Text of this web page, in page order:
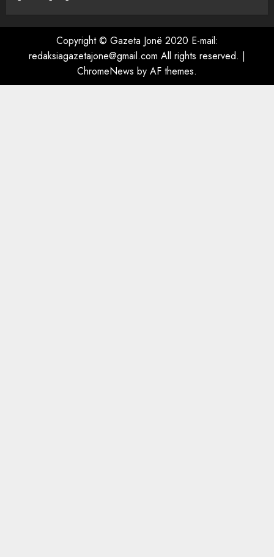
A do të ketë rrezik për Tokën?
Anija kozmike e SpaceX
përplaset në Hënë
Copyright © Gazeta Jonë 2020 E-mail:
redaksiagazetajone@gmail.com All rights reserved. |
ChromeNews by AF themes.